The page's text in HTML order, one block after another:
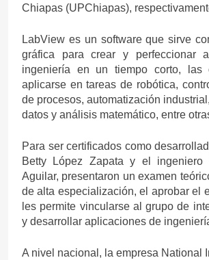
Chiapas (UPChiapas),
LabView es un software que sirve
gráfica para crear y perfeccionar
ingeniería en un tiempo corto, las
aplicarse en tareas de robótica,
de procesos, automatización
datos y análisis matemático, entre
Para ser certificados como
Betty López Zapata y el ingeniero
Aguilar, presentaron un examen
de alta especialización, el aprobar el
les permite vincularse al grupo de
y desarrollar aplicaciones de
A nivel nacional, la empresa National